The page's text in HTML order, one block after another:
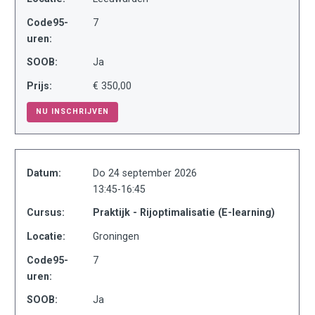
Code95-
uren:
7
SOOB: Ja
Prijs: € 350,00
NU INSCHRIJVEN
Datum:
Do 24 september 2026
13:45-16:45
Cursus: Praktijk - Rijoptimalisatie (E-learning)
Locatie: Groningen
Code95-
uren:
7
SOOB: Ja